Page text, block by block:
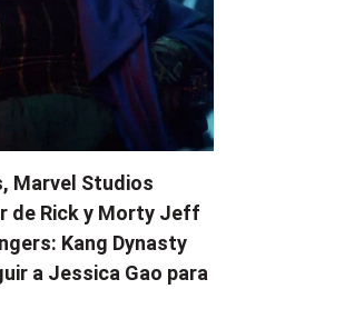
Marvel Studios
de Rick y Morty Jeff
Kang Dynasty
a Jessica Gao para